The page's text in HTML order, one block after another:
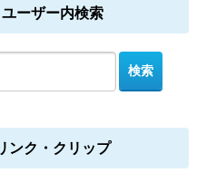
ユーザー内検索
ンク・クリップ